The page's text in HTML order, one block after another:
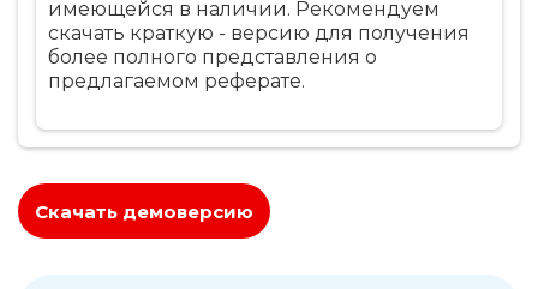
имеющейся в наличии. Рекомендуем
скачать краткую - версию для получения
более полного представления о
предлагаемом реферате.
Скачать демоверсию